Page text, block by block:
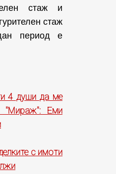
стаж и
стаж
период е
4 души да ме
"Мираж": Еми
с имоти